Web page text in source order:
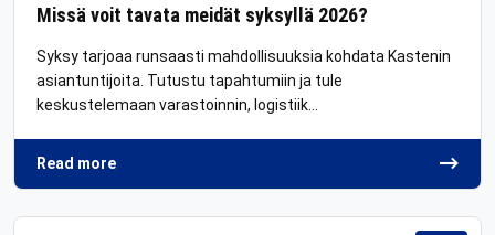
Missä voit tavata meidät syksyllä 2026?
Syksy tarjoaa runsaasti mahdollisuuksia kohdata Kastenin
asiantuntijoita. Tutustu tapahtumiin ja tule
keskustelemaan varastoinnin, logistiik…
Read more